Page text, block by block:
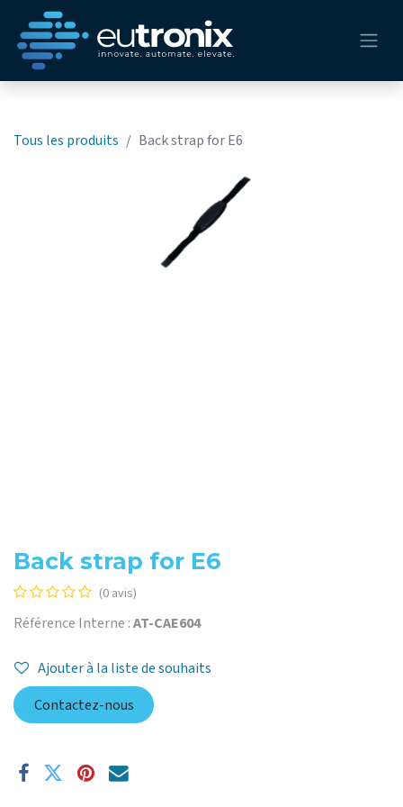
Tous les produits Back strap for E6
Back strap for E6
(0 avis)
Référence Interne :AT-CAE604
Ajouter à la liste de souhaits
Contactez-nous